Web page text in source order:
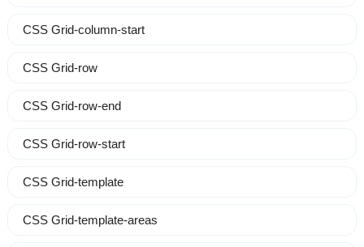
CSS Grid-column-start
CSS Grid-row
CSS Grid-row-end
CSS Grid-row-start
CSS Grid-template
CSS Grid-template-areas